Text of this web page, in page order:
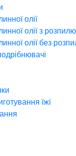
олії
олії з
олії без
їжі